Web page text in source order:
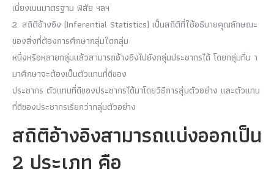
เบี่ยงเบนมาตรฐาน พิสัย ฯลฯ
2. สถิติอ้างอิง (Inferential Statistics) เป็นสถิติที่ใช้อธิบายคุณลักษณะ
ของสิ่งที่ต้องการศึกษากลุ่มใดกลุ่ม
หนึ่งหรือหลายกลุ่มแล้วสามารถอ้างอิงไปยังกลุ่มประชากรได้ โดยกลุ่มที่น า
มาศึกษาจะต้องเป็นตัวแทนที่ดีของ
ประชากร ตัวแทนที่ดีของประชากรได้มาโดยวิธีการสุ่มตัวอย่าง และตัวแทน
ที่ดีของประชากรเรียกว่ากลุ่มตัวอย่าง
สถิติอ้างอิงสามารถแบ่งออกเป็น
2 ประเภท คือ